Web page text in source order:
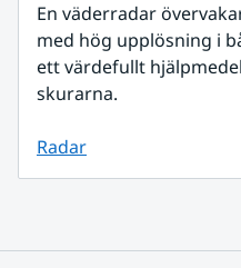
En väderradar
med hög upplösning i
ett värdefullt
skurarna.
Radar